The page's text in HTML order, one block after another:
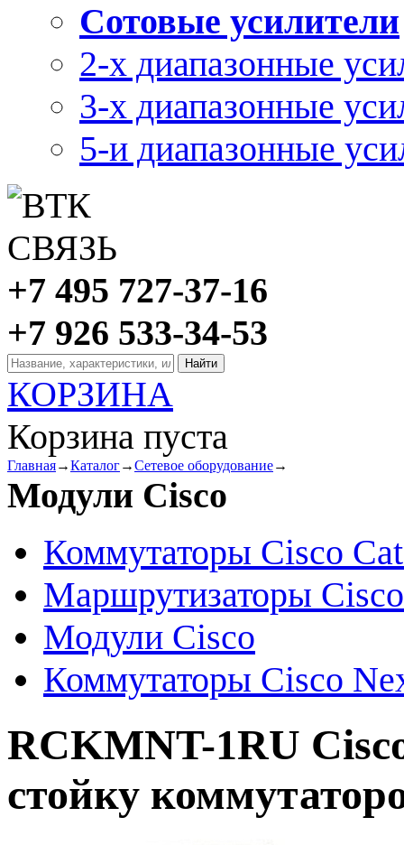
Сотовые усилители
2-х диапазонные
3-х диапазонные
5-и диапазонные
+7 495 727-37-16
+7 926 533-34-53
КОРЗИНА
Корзина пуста
Главная→Каталог→Сетевое оборудование→
Модули Cisco
Коммутаторы Cisco
Маршрутизаторы Cisco
Модули Cisco
Коммутаторы Cisco
RCKMNT-1RU
стойку